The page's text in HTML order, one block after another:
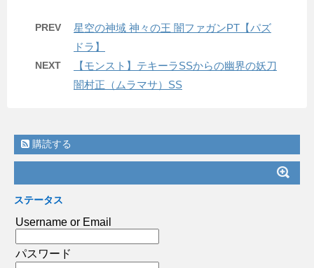
PREV
星空の神域 神々の王 闇ファガンPT【パズ
ドラ】
NEXT
【モンスト】テキーラSSからの幽界の妖刀
闇村正（ムラマサ）SS
購読する
ステータス
Username or Email
パスワード